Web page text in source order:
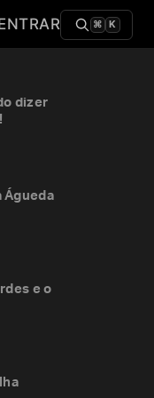
⌘ K
dizer
Águeda
e o